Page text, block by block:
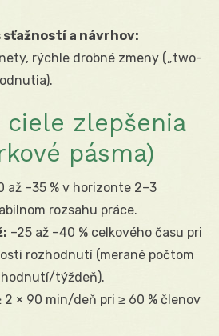
sťažností a návrhov:
rýchle drobné zmeny („two-
ciele zlepšenia
pásma)
až –35 % v horizonte 2–3
rozsahu práce.
–25 až –40 % celkového času pri
rozhodnutí (merané počtom
týždeň).
2 × 90 min/deň pri ≥ 60 % členov